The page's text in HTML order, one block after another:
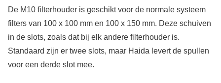
De M10 filterhouder is geschikt voor de normale systeem
filters van 100 x 100 mm en 100 x 150 mm. Deze schuiven
in de slots, zoals dat bij elk andere filterhouder is.
Standaard zijn er twee slots, maar Haida levert de spullen
voor een derde slot mee.